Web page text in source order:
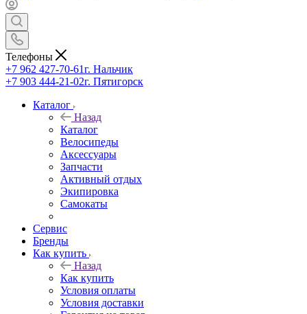
Телефоны
+7 962 427-70-61г. Нальчик
+7 903 444-21-02г. Пятигорск
Каталог
Назад
Каталог
Велосипеды
Аксессуары
Запчасти
Активный отдых
Экипировка
Самокаты
Сервис
Бренды
Как купить
Назад
Как купить
Условия оплаты
Условия доставки